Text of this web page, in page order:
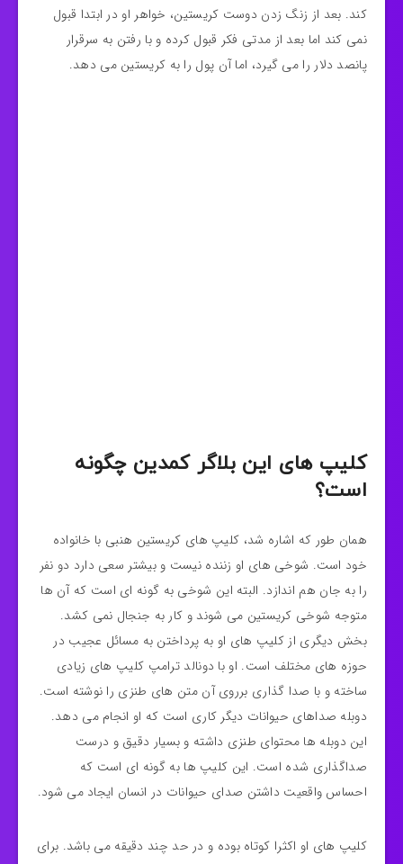
کند. بعد از زنگ زدن دوست کریستین، خواهر او در ابتدا قبول
نمی کند اما بعد از مدتی فکر قبول کرده و با رفتن به سرقرار
پانصد دلار را می گیرد، اما آن پول را به کریستین می دهد.
کلیپ های این بلاگر کمدین چگونه
است؟
همان طور که اشاره شد، کلیپ های کریستین هنبی با خانواده
خود است. شوخی های او زننده نیست و بیشتر سعی دارد دو نفر
را به جان هم اندازد. البته این شوخی به گونه ای است که آن ها
متوجه شوخی کریستین می شوند و کار به جنجال نمی کشد.
بخش دیگری از کلیپ های او به پرداختن به مسائل عجیب در
حوزه های مختلف است. او با دونالد ترامپ کلیپ های زیادی
ساخته و با صدا گذاری برروی آن متن های طنزی را نوشته است.
دوبله صداهای حیوانات دیگر کاری است که او انجام می دهد.
این دوبله ها محتوای طنزی داشته و بسیار دقیق و درست
صداگذاری شده است. این کلیپ ها به گونه ای است که
احساس واقعیت داشتن صدای حیوانات در انسان ایجاد می شود.
کلیپ های او اکثرا کوتاه بوده و در حد چند دقیقه می باشد. برای